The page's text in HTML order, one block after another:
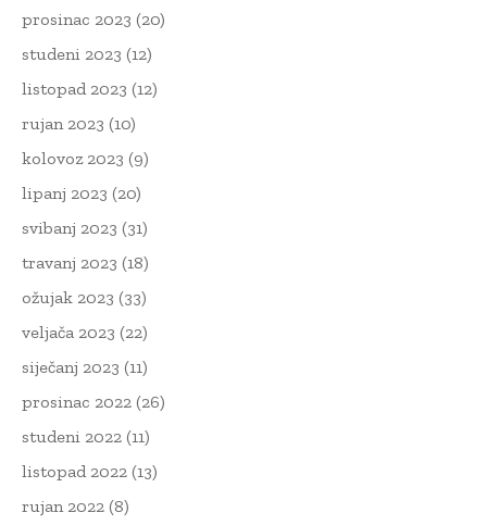
prosinac 2023 (20)
studeni 2023 (12)
listopad 2023 (12)
rujan 2023 (10)
kolovoz 2023 (9)
lipanj 2023 (20)
svibanj 2023 (31)
travanj 2023 (18)
ožujak 2023 (33)
veljača 2023 (22)
siječanj 2023 (11)
prosinac 2022 (26)
studeni 2022 (11)
listopad 2022 (13)
rujan 2022 (8)